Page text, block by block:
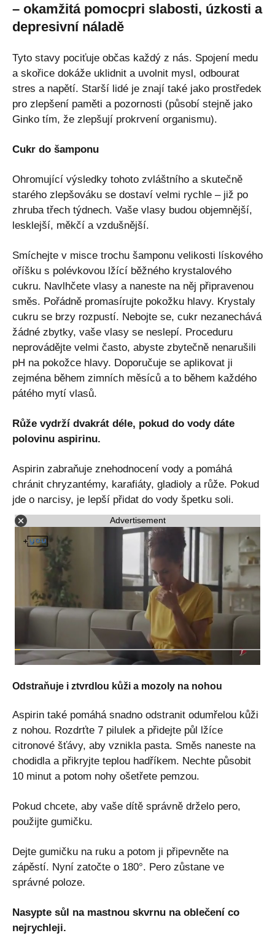
– okamžitá pomocpri slabosti, úzkosti a
depresivní náladě
Tyto stavy pociťuje občas každý z nás. Spojení medu
a skořice dokáže uklidnit a uvolnit mysl, odbourat
stres a napětí. Starší lidé je znají také jako prostředek
pro zlepšení paměti a pozornosti (působí stejně jako
Ginko tím, že zlepšují prokrvení organismu).
Cukr do šamponu
Ohromující výsledky tohoto zvláštního a skutečně
starého zlepšováku se dostaví velmi rychle – již po
zhruba třech týdnech. Vaše vlasy budou objemnější,
lesklejší, měkčí a vzdušnější.
Smíchejte v misce trochu šamponu velikosti lískového
oříšku s polévkovou lžící běžného krystalového
cukru. Navlhčete vlasy a naneste na něj připravenou
směs. Pořádně promasírujte pokožku hlavy. Krystaly
cukru se brzy rozpustí. Nebojte se, cukr nezanechává
žádné zbytky, vaše vlasy se neslepí. Proceduru
neprovádějte velmi často, abyste zbytečně nenarušili
pH na pokožce hlavy. Doporučuje se aplikovat ji
zejména během zimních měsíců a to během každého
pátého mytí vlasů.
Růže vydrží dvakrát déle, pokud do vody dáte
polovinu aspirinu.
Aspirin zabraňuje znehodnocení vody a pomáhá
chránit chryzantémy, karafiáty, gladioly a růže. Pokud
jde o narcisy, je lepší přidat do vody špetku soli.
Advertisement
Odstraňuje i ztvrdlou kůži a mozoly na nohou
Aspirin také pomáhá snadno odstranit odumřelou kůži
z nohou. Rozdrťte 7 pilulek a přidejte půl lžíce
citronové šťávy, aby vznikla pasta. Směs naneste na
chodidla a přikryjte teplou hadříkem. Nechte působit
10 minut a potom nohy ošetřete pemzou.
Pokud chcete, aby vaše dítě správně drželo pero,
použijte gumičku.
Dejte gumičku na ruku a potom ji připevněte na
zápěstí. Nyní zatočte o 180°. Pero zůstane ve
správné poloze.
Nasypte sůl na mastnou skvrnu na oblečení co
nejrychleji.